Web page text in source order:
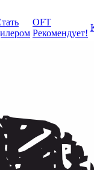
OFT
Рекомендует!